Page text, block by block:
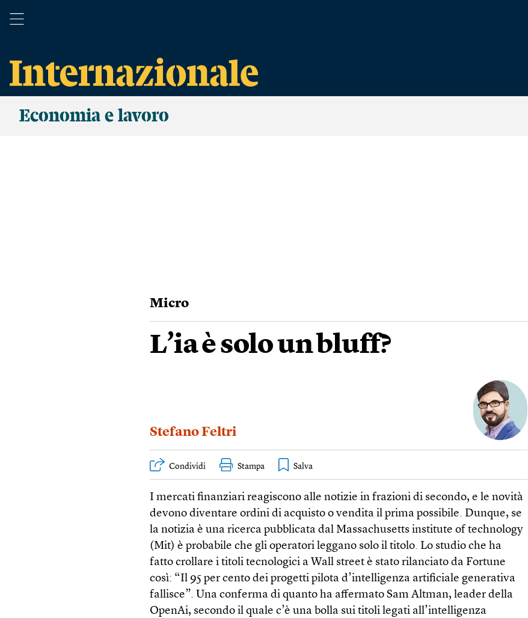
Economia e lavoro
Micro
L’ia è solo un bluff?
Stefano Feltri
Condividi Stampa
I mercati finanziari reagiscono alle notizie in frazioni di secondo, e le novità
devono diventare ordini di acquisto o vendita il prima possibile. Dunque, se
la notizia è una ricerca pubblicata dal Massachusetts institute of technology
(Mit) è probabile che gli operatori leggano solo il titolo. Lo studio che ha
fatto crollare i titoli tecnologici a Wall street è stato rilanciato da Fortune
così: “Il 95 per cento dei progetti pilota d’intelligenza artificiale generativa
fallisce”. Una conferma di quanto ha affermato Sam Altman, leader della
OpenAi, secondo il quale c’è una bolla sui titoli legati all’intelligenza